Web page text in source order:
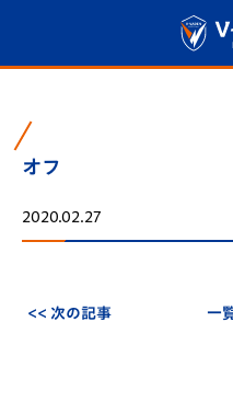
オフ
2020.02.27
<< 次の記事 一